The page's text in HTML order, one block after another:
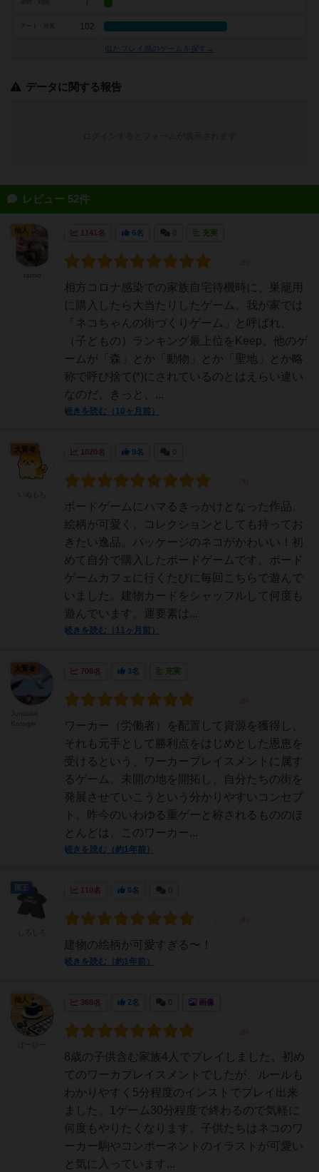
7
アート・外見 102
似たプレイ感のゲームを探す→
データに関する報告
レビュー 52件
1141名 6名 充実
相方コロナ感染での家族自宅待機時に、巣籠用
に購入したら大当たりしたゲーム。我が家では
「ネコちゃんの街づくりゲーム」と呼ばれ、
（子どもの）ランキング最上位をKeep。他のゲ
ームが「森」とか「動物」とか「聖地」とか略
称で呼び捨て(*)にされているのとはえらい違い
なのだ。きっと、...
続きを読む（10ヶ月前）
仙人
1020名 9名
ボードゲームにハマるきっかけとなった作品。
絵柄が可愛く、コレクションとしても持ってお
きたい逸品。パッケージのネコがかわいい！初
めて自分で購入したボードゲームです。ボード
ゲームカフェに行くたびに毎回こちらで遊んで
いました。建物カードをシャッフルして何度も
遊んでいます。運要素は...
続きを読む（11ヶ月前）
大賢者
708名 3名 充実
ワーカー（労働者）を配置して資源を獲得し、
それも元手として勝利点をはじめとした恩恵を
受けるという、ワーカープレイスメントに属す
るゲーム。未開の地を開拓し、自分たちの街を
発展させていこうという分かりやすいコンセプ
ト。昨今のいわゆる重ゲーと称されるもののほ
とんどは、このワーカー...
続きを読む（約1年前）
大賢者
110名 0名
建物の絵柄が可愛すぎる〜！
続きを読む（約1年前）
国王
368名 2名 画像
8歳の子供含む家族4人でプレイしました。初め
てのワーカプレイスメントでしたが、ルールも
わかりやすく5分程度のインストでプレイ出来
ました。1ゲーム30分程度で終わるので気軽に
何度もやりたくなります。子供たちはネコのワ
ーカー駒やコンポーネントのイラストが可愛い
と気に入っています...
仙人